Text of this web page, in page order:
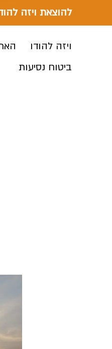
להוצאת ויזה
ויזה להודו
ביטוח נסיעות